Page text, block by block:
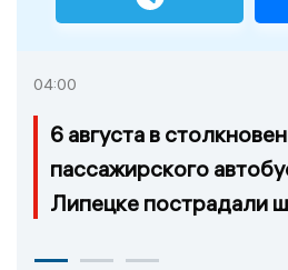
04:00
6 августа в
пассажирского
Липецке пострадали